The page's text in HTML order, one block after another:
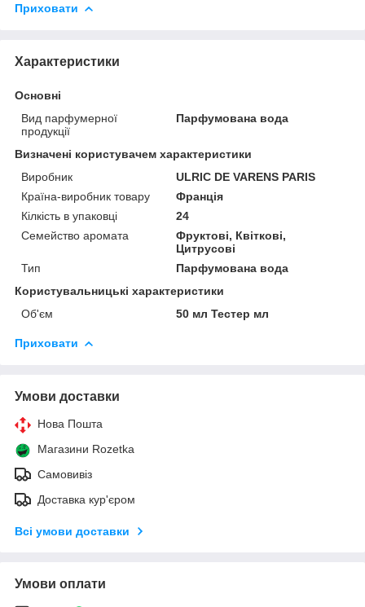
Приховати
Характеристики
Основні
Вид парфумерної
продукції
Парфумована вода
Визначені користувачем характеристики
Виробник
ULRIC DE VARENS PARIS
Країна-виробник товару
Франція
Кілкість в упаковці
24
Семейство аромата
Фруктові, Квіткові,
Цитрусові
Тип
Парфумована вода
Користувальницькі характеристики
Об'єм
50 мл Тестер мл
Приховати
Умови доставки
Нова Пошта
Магазини Rozetka
Самовивіз
Доставка кур'єром
Всі умови доставки
Умови оплати